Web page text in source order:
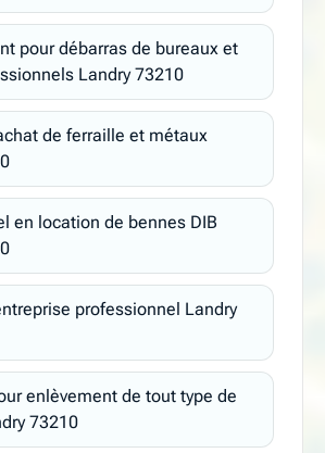
pour débarras de bureaux et
Landry 73210
de ferraille et métaux
en location de bennes DIB
professionnel Landry
enlèvement de tout type de
73210